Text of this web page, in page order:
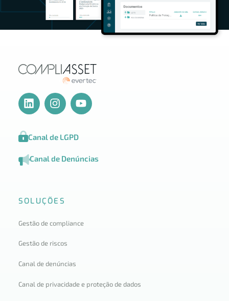
Canal de LGPD
Canal de Denúncias
SOLUÇÕES
Gestão de compliance
Gestão de riscos
Canal de denúncias
Canal de privacidade e proteção de dados